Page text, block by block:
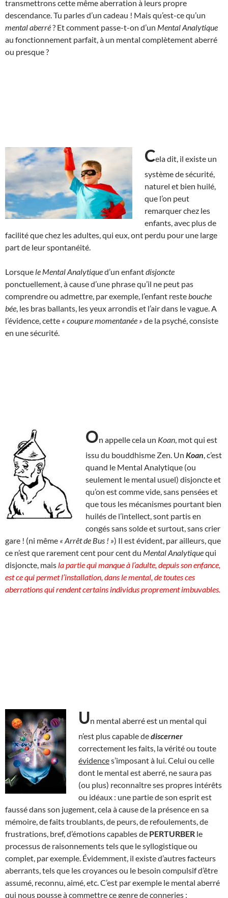
transmettrons cette même aberration à leurs propre
descendance. Tu parles d’un cadeau ! Mais qu’est-ce qu’un
mental aberré? Et comment passe-t-on d’un Mental Analytique
au fonctionnement parfait, à un mental complètement aberré
ou presque ?
Cela dit, il existe un
système de sécurité,
naturel et bien huilé,
que l’on peut
remarquer chez les
enfants, avec plus de
facilité que chez les adultes, qui eux, ont perdu pour une large
part de leur spontanéité.
Lorsque le Mental Analytiqued’un enfantdisjoncte
ponctuellement, à cause d’une phrase qu’il ne peut pas
comprendre ou admettre, par exemple, l’enfant reste bouche
bée , les bras ballants, les yeux arrondis et l’air dans le vague. A
l’évidence, cette « coupure momentanée » de la psyché, consiste
en une sécurité.
On appelle cela un Koan , mot qui est
issu du bouddhisme Zen. Un Koan , c’est
quand le Mental Analytique (ou
seulement le mental usuel) disjoncte et
qu’on est comme vide, sans pensées et
que tous les mécanismes pourtant bien
huilés de l’intellect, sont partis en
congés sans solde et surtout, sans crier
gare ! (ni même « Arrêt de Bus ! ») Il est évident, par ailleurs, que
ce n’est que rarement cent pour cent du Mental Analytiquequi
disjoncte, mais la partie qui manque à l’adulte, depuis son enfance,
est ce qui permet l’installation, dans le mental, de toutes ces
aberrations qui rendent certains individus proprement imbuvables.
Un mental aberré est un mental qui
n’est plus capable dediscerner
correctement les faits, la vérité ou toute
évidences’imposant à lui. Celui ou celle
dont le mental est aberré, ne saura pas
(ou plus) reconnaître ses propres intérêts
ou idéaux : une partie de son esprit est
faussé dans son jugement, cela à cause de la présence en sa
mémoire, de faits troublants, de peurs, de refoulements, de
frustrations, bref, d’émotions capables de PERTURBER le
processus de raisonnements tels que le syllogistique ou
complet, par exemple. Évidemment, il existe d’autres facteurs
aberrants, tels que les croyances ou le besoin compulsif d’être
assumé, reconnu, aimé, etc. C’est par exemple le mental aberré
qui nous pousse à commettre ce genre de conneries :